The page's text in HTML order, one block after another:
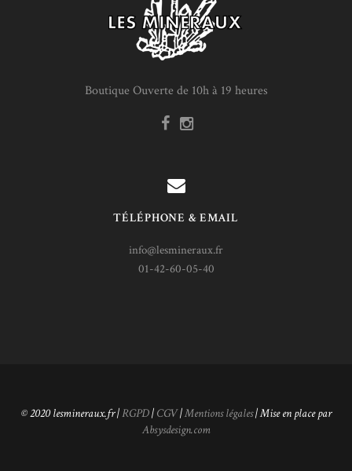
Boutique Ouverte de 10h à 19 heures
TÉLÉPHONE & EMAIL
info@lesmineraux.fr
01-42-60-05-40
© 2020 lesmineraux.fr |RGPD| CGV|Mentions légales| Mise en place par
Absysdesign.com